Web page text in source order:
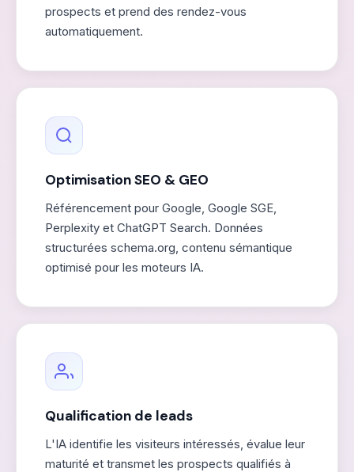
prospects et prend des rendez-vous
automatiquement.
Optimisation SEO & GEO
Référencement pour Google, Google SGE,
Perplexity et ChatGPT Search. Données
structurées schema.org, contenu sémantique
optimisé pour les moteurs IA.
Qualification de leads
L'IA identifie les visiteurs intéressés, évalue leur
maturité et transmet les prospects qualifiés à